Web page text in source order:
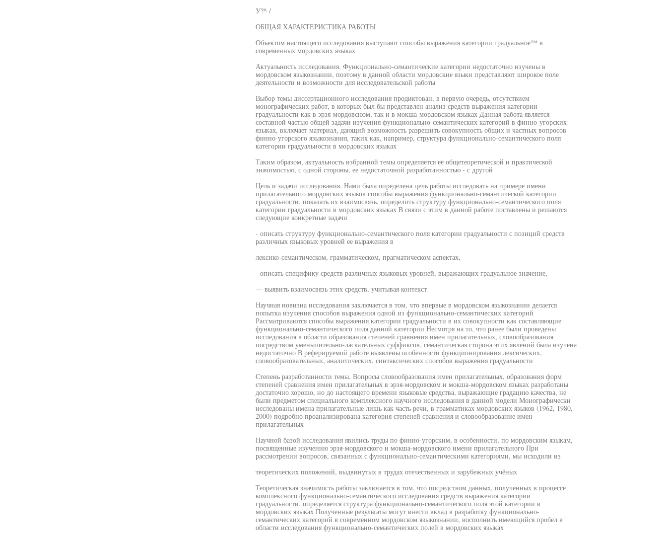
У?^ /
ОБЩАЯ ХАРАКТЕРИСТИКА РАБОТЫ
Объектом настоящего исследования выступают способы выражения категории градуальное™ в
современных мордовских языках
Актуальность исследования. Функционально-семантические категории недостаточно изучены в
мордовском языкознании, поэтому в данной области мордовские языки представляют широкое поле
деятельности и возможности для исследовательской работы
Выбор темы диссертационного исследования продиктован, в первую очередь, отсутствием
монографических работ, в которых был бы представлен анализ средств выражения категории
градуальности как в эрзя-мордовсюэм, так и в мокша-мордовском языках Данная работа является
составной частью общей задачи изучения функционально-семантических категорий в финно-угорских
языках, включает материал, дающий возможность разрешить совокупность общих и частных вопросов
финно-угорского языкознания, таких как, например, структура функционально-семантического поля
категории градуальности в мордовских языках
Таким образом, актуальность избранной темы определяется её общетеоретической и практической
значимостью, с одной стороны, ее недостаточной разработанностью - с другой
Цель и задачи исследования. Нами была определена цель работы исследовать на примере имени
прилагательного мордовских языков способы выражения функционально-семантической категории
градуальности, показать их взаимосвязь, определить структуру функционально-семантического поля
категории градуальности в мордовских языках В связи с этим в данной работе поставлены и решаются
следующие конкретные задачи
- описать структуру функционально-семантического поля категории градуальности с позиций средств
различных языковых уровней ее выражения в
лексико-семантическом, грамматическом, прагматическом аспектах,
- описать специфику средств различных языковых уровней, выражающих градуальное значение,
— выявить взаимосвязь этих средств, учитывая контекст
Научная новизна исследования заключается в том, что впервые в мордовском языкознании делается
попытка изучения способов выражения одной из функционально-семантических категорий
Рассматриваются способы выражения категории градуальности в их совокупности как составляющие
функционально-семантического поля данной категории Несмотря на то, что ранее были проведены
исследования в области образования степеней сравнения имен прилагательных, словообразования
посредством уменьшительно-ласкательных суффиксов, семантическая сторона этих явлений была изучена
недостаточно В реферируемой работе выявлены особенности функционирования лексических,
словообразовательных, аналитических, синтаксических способов выражения градуальности
Степень разработанности темы. Вопросы словообразования имен прилагательных, образования форм
степеней сравнения имен прилагательных в эрзя-мордовском и мокша-мордовском языках разработаны
достаточно хорошо, но до настоящего времени языковые средства, выражающие градацию качества, не
были предметом специального комплексного научного исследования в данной модели Монографически
исследованы имена прилагательные лишь как часть речи, в грамматиках мордовских языков (1962, 1980,
2000) подробно проанализирована категория степеней сравнения и словообразование имен
прилагательных
Научной базой исследования явились труды по финно-угорским, в особенности, по мордовским языкам,
посвященные изучению эрзя-мордовского и мокша-мордовского имени прилагательного При
рассмотрении вопросов, связанных с функционально-семантическими категориями, мы исходили из
теоретических положений, выдвинутых в трудах отечественных и зарубежных учёных
Теоретическая значимость работы заключается в том, что посредством данных, полученных в процессе
комплексного функционально-семантического исследования средств выражения категории
градуальности, определяется структура функционально-семантического поля этой категории в
мордовских языках Полученные результаты могут внести вклад в разработку функционально-
семантических категорий в современном мордовском языкознании, восполнить имеющийся пробел в
области исследования функционально-семантических полей в мордовских языках